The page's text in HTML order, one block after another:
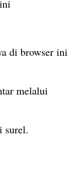
di browser ini
melalui
surel.